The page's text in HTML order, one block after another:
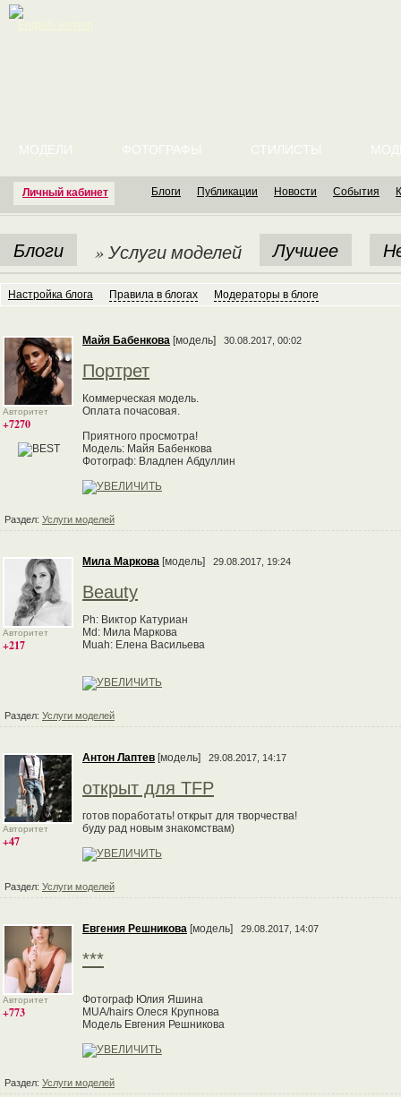
Личный кабинет
МОДЕЛИ ФОТОГРАФЫ СТИЛИСТЫ
Блоги Публикации Новости События
Блоги » Услуги моделей Лучшее
Настройка блога Правила в блогах Модераторы в блоге
Авторитет
+7270
Майя Бабенкова [модель] 30.08.2017, 00:02
Портрет
Коммерческая модель.
Оплата почасовая.
Приятного просмотра!
Модель: Майя Бабенкова
Фотограф: Владлен Абдуллин
Раздел: Услуги моделей
Авторитет
+217
Мила Маркова [модель] 29.08.2017, 19:24
Beauty
Ph: Виктоp Катуpиан
Md: Мила Маркова
Muah: Елена Васильева
Раздел: Услуги моделей
Авторитет
+47
Антон Лаптев [модель] 29.08.2017, 14:17
открыт для TFP
готов поработать! открыт для творчества!
буду рад новым знакомствам)
Раздел: Услуги моделей
Авторитет
+773
Евгения Решникова [модель] 29.08.2017, 14:07
***
Фотограф Юлия Яшина
MUA/hairs Олеся Крупнова
Модель Евгения Решникова
Раздел: Услуги моделей